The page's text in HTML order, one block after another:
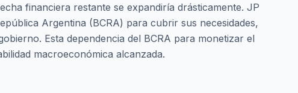
financiera restante se expandiría drásticamente. JP
Argentina (BCRA) para cubrir sus necesidades,
Esta dependencia del BCRA para monetizar el
macroeconómica alcanzada.